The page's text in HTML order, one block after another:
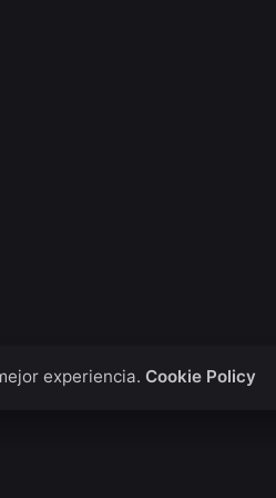
experiencia. Cookie Policy